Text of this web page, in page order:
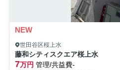
NEW
世田谷区桜上水
藤和シティスクエア桜上⽔
7万円 管理/共益費-